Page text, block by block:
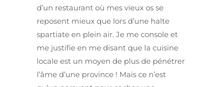
d’un restaurant où mes vieux os se
reposent mieux que lors d’une halte
spartiate en plein air. Je me console et
me justifie en me disant que la cuisine
locale est un moyen de plus de pénétrer
l’âme d’une province ! Mais ce n’est